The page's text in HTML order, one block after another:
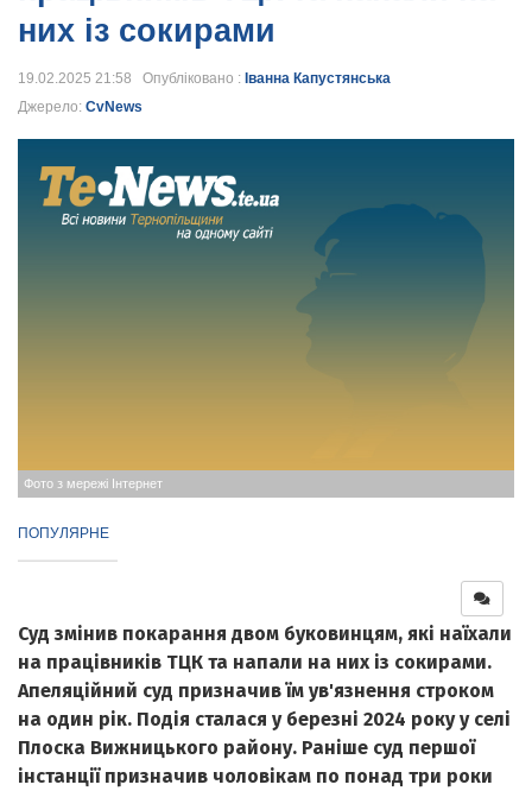
них із сокирами
19.02.2025 21:58 Опубліковано : Іванна Капустянська
Джерело: CvNews
Фото з мережі Інтернет
ПОПУЛЯРНЕ
Суд змінив покарання двом буковинцям, які наїхали
на працівників ТЦК та напали на них із сокирами.
Апеляційний суд призначив їм ув'язнення строком
на один рік. Подія сталася у березні 2024 року у селі
Плоска Вижницького району. Раніше суд першої
інстанції призначив чоловікам по понад три роки